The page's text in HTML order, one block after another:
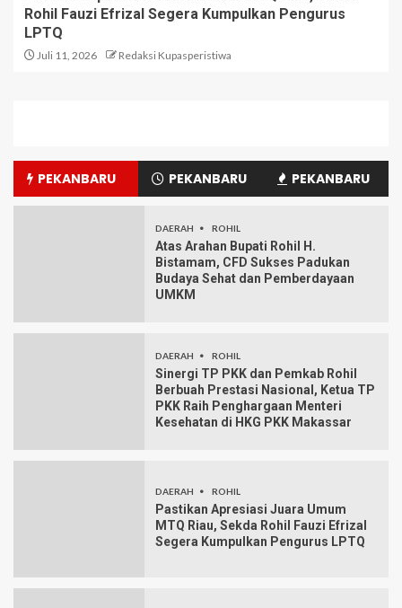
Rohil Fauzi Efrizal Segera Kumpulkan Pengurus
LPTQ
Juli 11, 2026 Redaksi Kupasperistiwa
PEKANBARU PEKANBARU PEKANBARU
DAERAH ROHIL
Atas Arahan Bupati Rohil H.
Bistamam, CFD Sukses Padukan
Budaya Sehat dan Pemberdayaan
UMKM
DAERAH ROHIL
Sinergi TP PKK dan Pemkab Rohil
Berbuah Prestasi Nasional, Ketua TP
PKK Raih Penghargaan Menteri
Kesehatan di HKG PKK Makassar
DAERAH ROHIL
Pastikan Apresiasi Juara Umum
MTQ Riau, Sekda Rohil Fauzi Efrizal
Segera Kumpulkan Pengurus LPTQ